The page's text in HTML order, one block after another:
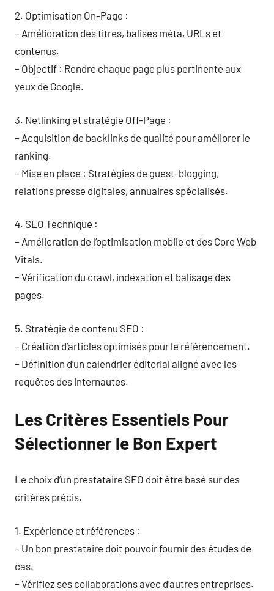
2. Optimisation On-Page :
– Amélioration des titres, balises méta, URLs et
contenus.
– Objectif : Rendre chaque page plus pertinente aux
yeux de Google.
3. Netlinking et stratégie Off-Page :
– Acquisition de backlinks de qualité pour améliorer le
ranking.
– Mise en place : Stratégies de guest-blogging,
relations presse digitales, annuaires spécialisés.
4. SEO Technique :
– Amélioration de l’optimisation mobile et des Core Web
Vitals.
– Vérification du crawl, indexation et balisage des
pages.
5. Stratégie de contenu SEO :
– Création d’articles optimisés pour le référencement.
– Définition d’un calendrier éditorial aligné avec les
requêtes des internautes.
Les Critères Essentiels Pour
Sélectionner le Bon Expert
Le choix d’un prestataire SEO doit être basé sur des
critères précis.
1. Expérience et références :
– Un bon prestataire doit pouvoir fournir des études de
cas.
– Vérifiez ses collaborations avec d’autres entreprises.